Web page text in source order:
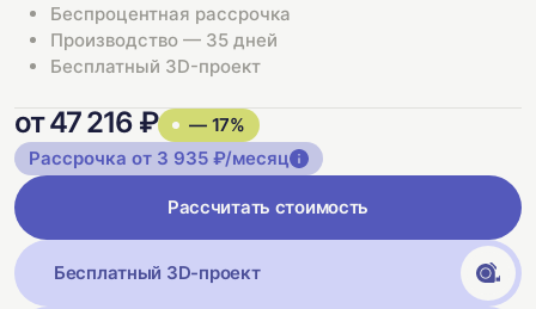
Беспроцентная рассрочка
Производство — 35 дней
Бесплатный 3D-проект
от 47 216 ₽
— 17%
Рассрочка от 3 935 ₽/месяц
Рассчитать стоимость
Бесплатный 3D-проект